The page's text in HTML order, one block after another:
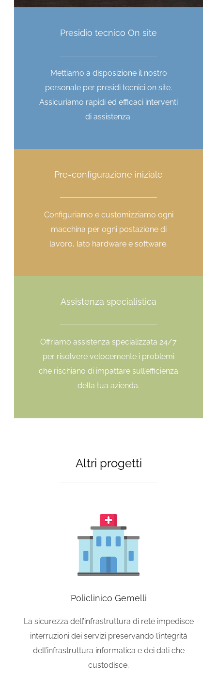
Presidio tecnico On site
Mettiamo a disposizione il nostro
personale per presidi tecnici on site.
Assicuriamo rapidi ed efficaci interventi
di assistenza.
Pre-configurazione iniziale
Configuriamo e customizziamo ogni
macchina per ogni postazione di
lavoro, lato hardware e software.
Assistenza specialistica
Offriamo assistenza specializzata 24/7
per risolvere velocemente i problemi
che rischiano di impattare sull’efficienza
della tua azienda.
Altri progetti
Policlinico Gemelli
La sicurezza dell’infrastruttura di rete impedisce
interruzioni dei servizi preservando l’integrità
dell’infrastruttura informatica e dei dati che
custodisce.